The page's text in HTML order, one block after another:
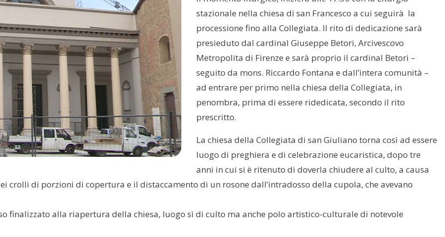
stazionale nella chiesa di san Francesco a cui seguirà la
processione fino alla Collegiata. Il rito di dedicazione sarà
presieduto dal cardinal Giuseppe Betori, Arcivescovo
Metropolita di Firenze e sarà proprio il cardinal Betori –
seguito da mons. Riccardo Fontana e dall’intera comunità –
ad entrare per primo nella chiesa della Collegiata, in
penombra, prima di essere ridedicata, secondo il rito
prescritto.
La chiesa della Collegiata di san Giuliano torna così ad essere
luogo di preghiera e di celebrazione eucaristica, dopo tre
anni in cui si è ritenuto di doverla chiudere al culto, a causa
crolli di porzioni di copertura e il distaccamento di un rosone dall’intradosso della cupola, che avevano
finalizzato alla riapertura della chiesa, luogo sì di culto ma anche polo artistico-culturale di notevole